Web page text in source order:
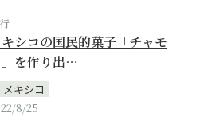
シコの国民的菓子「チャモ
を作り出…
メキシコ
8/25